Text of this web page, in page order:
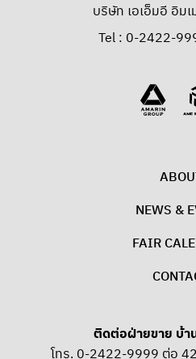
บริษัท เอเอ็มอี อิม
Tel : 0-2422-
NEWS &
FAIR
ติดต่อฝ่ายขาย บ้า
โทร. 0-2422-9999 ต่อ